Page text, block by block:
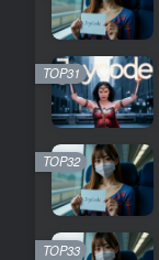
TOP31
TOP32
TOP33